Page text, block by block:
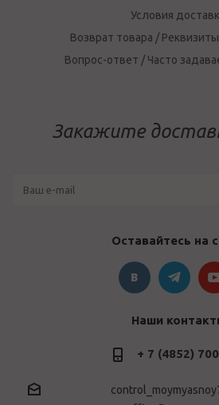
Условия
Возврат товара /
Вопрос-ответ / Часто
Закажите
Оставайтесь на
Наши
+ 7 (4852)